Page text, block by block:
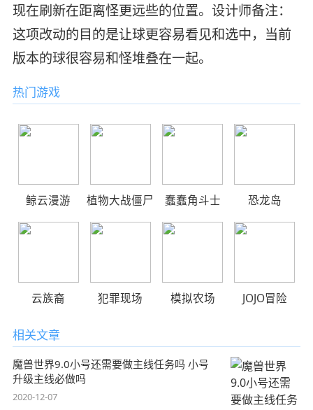
现在刷新在距离怪更远些的位置。设计师备注：
这项改动的目的是让球更容易看见和选中，当前
版本的球很容易和怪堆叠在一起。
热门游戏
鲸云漫游 植物大战僵尸 蠢蠢角斗士 恐龙岛
云族裔 犯罪现场 模拟农场 JOJO冒险
相关文章
魔兽世界9.0小号还需要做主线任务吗 小号
升级主线必做吗
2020-12-07